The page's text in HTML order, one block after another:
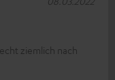
ziemlich nach